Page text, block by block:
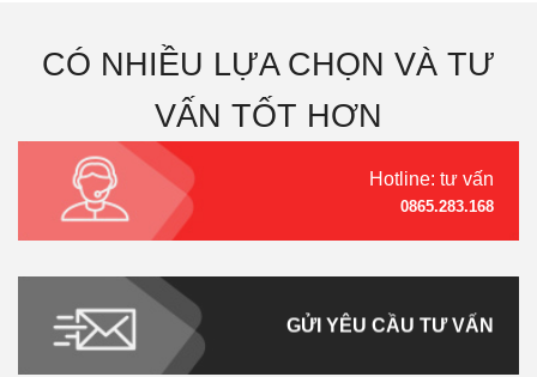
CÓ NHIỀU LỰA CHỌN VÀ TƯ
VẤN TỐT HƠN
Hotline: tư vấn
0865.283.168
GỬI YÊU CẦU TƯ VẤN